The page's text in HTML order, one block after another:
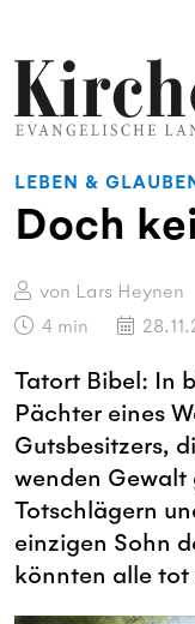
LEBEN &
Doch
von Lars Heynen
4 min
Tatort Bibel: In
Pächter eines
Gutsbesitzers,
wenden Gewalt
Totschlägern
einzigen Sohn
könnten alle tot